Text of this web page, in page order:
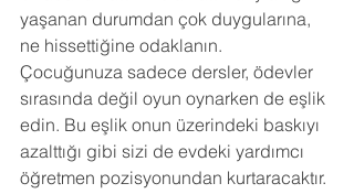
yaşanan durumdan çok duygularına,
ne hissettiğine odaklanın.
Çocuğunuza sadece dersler, ödevler
sırasında değil oyun oynarken de eşlik
edin. Bu eşlik onun üzerindeki baskıyı
azalttığı gibi sizi de evdeki yardımcı
öğretmen pozisyonundan kurtaracaktır.